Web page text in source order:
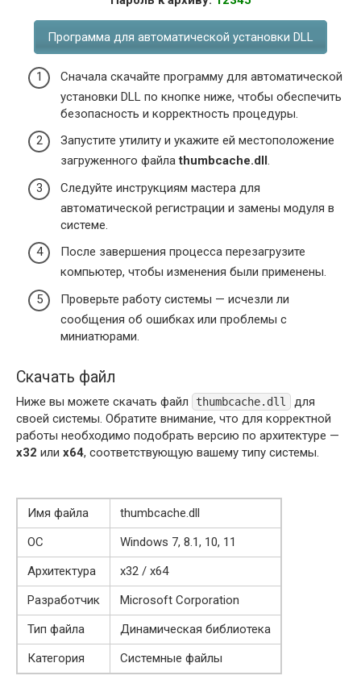
Программа для автоматической установки DLL
Сначала скачайте программу для автоматической
установки DLL по кнопке ниже, чтобы обеспечить
безопасность и корректность процедуры.
Запустите утилиту и укажите ей местоположение
загруженного файлаthumbcache.dll .
Следуйте инструкциям мастера для
автоматической регистрации и замены модуля в
системе.
После завершения процесса перезагрузите
компьютер, чтобы изменения были применены.
Проверьте работу системы — исчезли ли
сообщения об ошибках или проблемы с
миниатюрами.
Скачать файл
Ниже вы можете скачать файл thumbcache.dll
для
своей системы. Обратите внимание, что для корректной
работы необходимо подобрать версию по архитектуре —
x32 или x64, соответствующую вашему типу системы.
Имя файла
thumbcache.dll
ОС
Windows 7, 8.1, 10, 11
Архитектура
x32 / x64
Разработчик
Microsoft Corporation
Тип файла
Динамическая библиотека
Категория
Системные файлы